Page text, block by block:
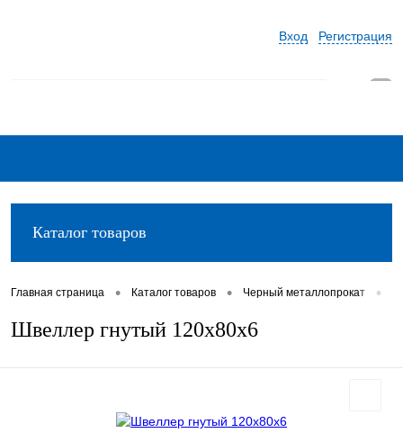
Вход Регистрация
Каталог товаров
Главная страница • Каталог товаров • Черный металлопрокат •
Швеллер гнутый 120х80х6